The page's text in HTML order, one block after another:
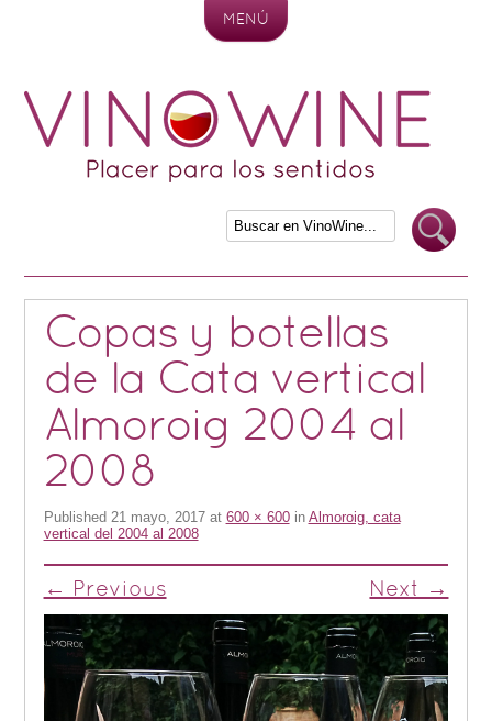
MENÚ
Copas y botellas
de la Cata vertical
Almoroig 2004 al
2008
Published 21 mayo, 2017at 600 × 600in Almoroig, cata
vertical del 2004 al 2008
← Previous Next →